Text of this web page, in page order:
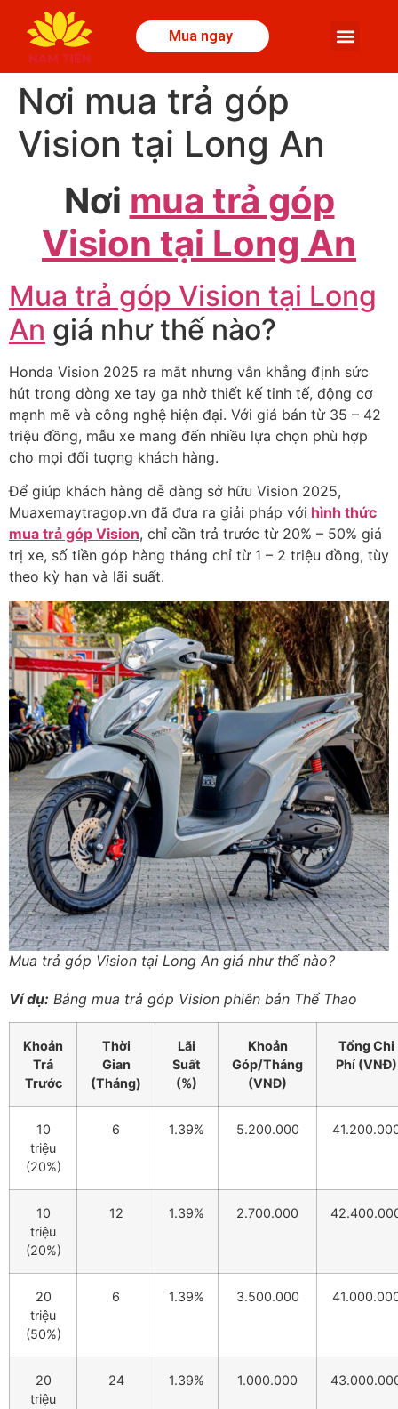
Mua ngay
Nơi mua trả góp
Vision tại Long An
Nơi mua trả góp
Vision tại Long An
Mua trả góp Vision tại Long
An giá như thế nào?
Honda Vision 2025 ra mắt nhưng vẫn khẳng định sức
hút trong dòng xe tay ga nhờ thiết kế tinh tế, động cơ
mạnh mẽ và công nghệ hiện đại. Với giá bán từ 35 – 42
triệu đồng, mẫu xe mang đến nhiều lựa chọn phù hợp
cho mọi đối tượng khách hàng.
Để giúp khách hàng dễ dàng sở hữu Vision 2025,
Muaxemaytragop.vn đã đưa ra giải pháp với hình thức
mua trả góp Vision, chỉ cần trả trước từ 20% – 50% giá
trị xe, số tiền góp hàng tháng chỉ từ 1 – 2 triệu đồng, tùy
theo kỳ hạn và lãi suất.
Mua trả góp Vision tại Long An giá như thế nào?
Ví dụ: Bảng mua trả góp Vision phiên bản Thể Thao
Khoản
Trả
Trước
Thời
Gian
(Tháng)
Lãi
Suất
(%)
Khoản
Góp/Tháng
(VNĐ)
Tổng Chi
Phí (VNĐ)
10
triệu
(20%)
6 1.39% 5.200.000
10
triệu
(20%)
12 1.39% 2.700.000
20
triệu
(50%)
6 1.39% 3.500.000
20
triệu
24 1.39% 1.000.000